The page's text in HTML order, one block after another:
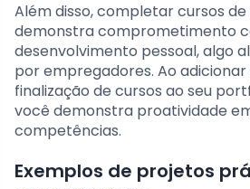
Além disso, completar cursos
demonstra comprometimento
desenvolvimento pessoal, algo
por empregadores. Ao
finalização de cursos ao seu
você demonstra proatividade
competências.
Exemplos de projetos